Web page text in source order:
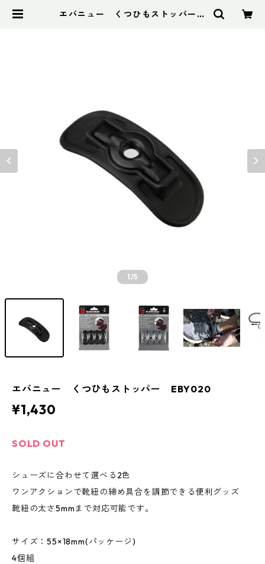
エバニュー くつひもストッパー
1/5
エバニュー くつひもストッパー EBY020
¥1,430
SOLD OUT
シューズに合わせて選べる2色
ワンアクションで靴紐の締め具合を調節できる便利グッズ
靴紐の太さ5mmまで対応可能です。
サイズ：55×18mm(パッケージ)
4個組